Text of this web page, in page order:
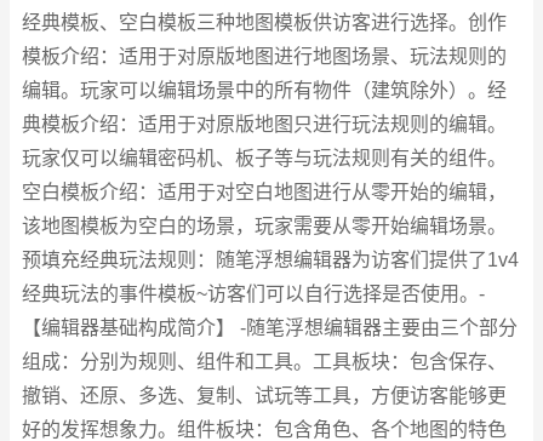
经典模板、空白模板三种地图模板供访客进行选择。创作
模板介绍：适用于对原版地图进行地图场景、玩法规则的
编辑。玩家可以编辑场景中的所有物件（建筑除外）。经
典模板介绍：适用于对原版地图只进行玩法规则的编辑。
玩家仅可以编辑密码机、板子等与玩法规则有关的组件。
空白模板介绍：适用于对空白地图进行从零开始的编辑，
该地图模板为空白的场景，玩家需要从零开始编辑场景。
预填充经典玩法规则：随笔浮想编辑器为访客们提供了1v4
经典玩法的事件模板~访客们可以自行选择是否使用。-
【编辑器基础构成简介】 -随笔浮想编辑器主要由三个部分
组成：分别为规则、组件和工具。工具板块：包含保存、
撤销、还原、多选、复制、试玩等工具，方便访客能够更
好的发挥想象力。组件板块：包含角色、各个地图的特色